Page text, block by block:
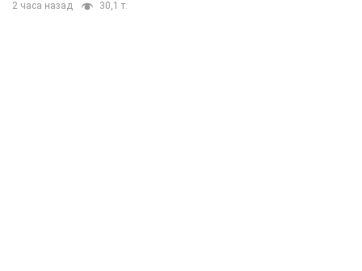
2 часа назад 30,1 т.